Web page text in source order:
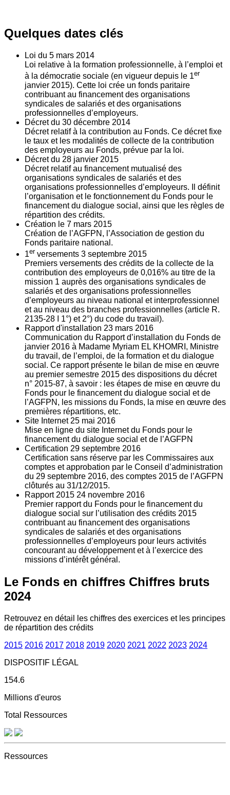
Quelques dates clés
Loi du 5 mars 2014
Loi relative à la formation professionnelle, à l’emploi et
à la démocratie sociale (en vigueur depuis le 1er
janvier 2015). Cette loi crée un fonds paritaire
contribuant au financement des organisations
syndicales de salariés et des organisations
professionnelles d’employeurs.
Décret du 30 décembre 2014
Décret relatif à la contribution au Fonds. Ce décret fixe
le taux et les modalités de collecte de la contribution
des employeurs au Fonds, prévue par la loi.
Décret du 28 janvier 2015
Décret relatif au financement mutualisé des
organisations syndicales de salariés et des
organisations professionnelles d’employeurs. Il définit
l’organisation et le fonctionnement du Fonds pour le
financement du dialogue social, ainsi que les règles de
répartition des crédits.
Création le 7 mars 2015
Création de l’AGFPN, l’Association de gestion du
Fonds paritaire national.
1er versements 3 septembre 2015
Premiers versements des crédits de la collecte de la
contribution des employeurs de 0,016% au titre de la
mission 1 auprès des organisations syndicales de
salariés et des organisations professionnelles
d’employeurs au niveau national et interprofessionnel
et au niveau des branches professionnelles (article R.
2135‐28 I 1°) et 2°) du code du travail).
Rapport d'installation 23 mars 2016
Communication du Rapport d’installation du Fonds de
janvier 2016 à Madame Myriam EL KHOMRI, Ministre
du travail, de l’emploi, de la formation et du dialogue
social. Ce rapport présente le bilan de mise en œuvre
au premier semestre 2015 des dispositions du décret
n° 2015-87, à savoir : les étapes de mise en œuvre du
Fonds pour le financement du dialogue social et de
l’AGFPN, les missions du Fonds, la mise en œuvre des
premières répartitions, etc.
Site Internet 25 mai 2016
Mise en ligne du site Internet du Fonds pour le
financement du dialogue social et de l’AGFPN
Certification 29 septembre 2016
Certification sans réserve par les Commissaires aux
comptes et approbation par le Conseil d’administration
du 29 septembre 2016, des comptes 2015 de l’AGFPN
clôturés au 31/12/2015.
Rapport 2015 24 novembre 2016
Premier rapport du Fonds pour le financement du
dialogue social sur l’utilisation des crédits 2015
contribuant au financement des organisations
syndicales de salariés et des organisations
professionnelles d’employeurs pour leurs activités
concourant au développement et à l’exercice des
missions d’intérêt général.
Le Fonds en chiffres Chiffres bruts
2024
Retrouvez en détail les chiffres des exercices et les principes
de répartition des crédits
2015 2016 2017 2018 2019 2020 2021 2022 2023 2024
DISPOSITIF LÉGAL
154.6
Millions d'euros
Total Ressources
Ressources